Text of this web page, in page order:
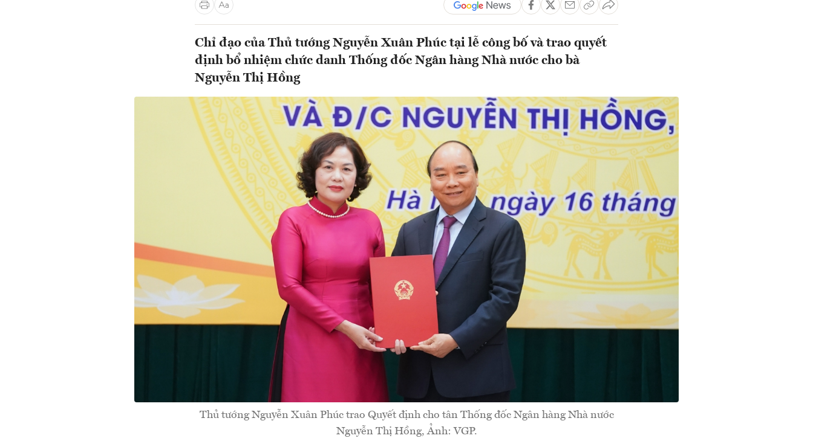
Chỉ đạo của Thủ tướng Nguyễn Xuân Phúc tại lễ công bố và trao quyết
định bổ nhiệm chức danh Thống đốc Ngân hàng Nhà nước cho bà
Nguyễn Thị Hồng
Thủ tướng Nguyễn Xuân Phúc trao Quyết định cho tân Thống đốc Ngân hàng Nhà nước
Nguyễn Thị Hồng, Ảnh: VGP.